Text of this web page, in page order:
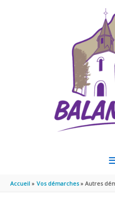
Accueil Vos démarches Autres